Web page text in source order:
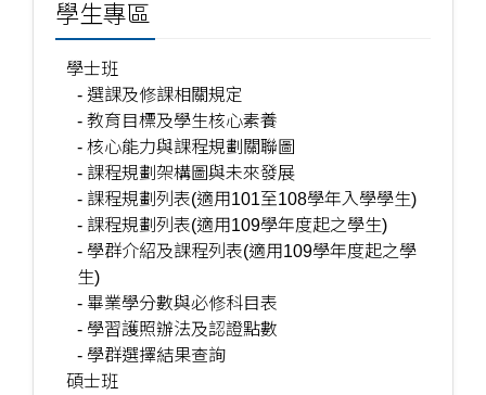
學生專區
學士班
- 選課及修課相關規定
- 教育目標及學生核心素養
- 核心能力與課程規劃關聯圖
- 課程規劃架構圖與未來發展
- 課程規劃列表(適用101至108學年入學學生)
- 課程規劃列表(適用109學年度起之學生)
- 學群介紹及課程列表(適用109學年度起之學
生)
- 畢業學分數與必修科目表
- 學習護照辦法及認證點數
- 學群選擇結果查詢
碩士班